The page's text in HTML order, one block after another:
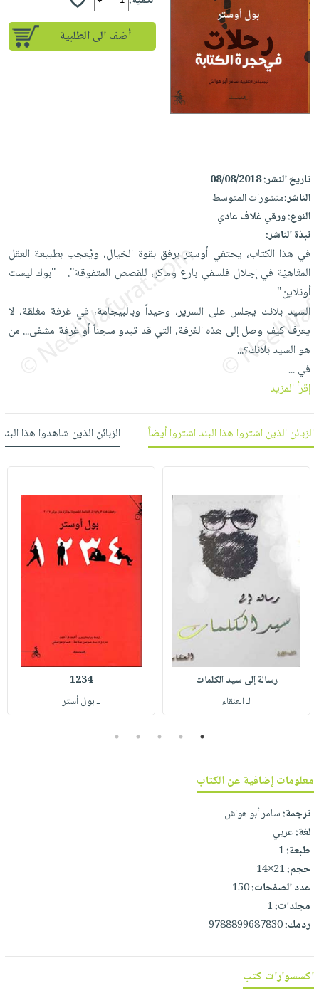
إختياراتنا
كتب
أكاديمية
صندوق
English
iKitab
حدود
أسئلة
على
Android
تحميل
iKitab
على
Apple
طرحها
تحميل
masmu3
على
على
Apple
المواضيع
الأكثر
مبيعاً
وسائل
الصحة
العناية
الشخصية
العناية
وتصفيف
الشعر
العناية
بالجسم
العناية
بالأسنان
والتغذية
والسفرة
جديد
الكل
أواني
الطهي
أدوات
الخبز
أدوات
المائدة
والتخزين
المطبخ
متجر
الهدايا
أقسام
الأكثر
مبيعاً
للمدارس
اكسسوارات
كتب
اكسسوارات
منزلية
اكسسوارات
مطرزات
حقائب
عناية
بالذات
أطفال
مناسبات
شحن
مجاني
مختارة
كل
الاشتراكات
صندوق
القراءة
iKitab
بحث
وفرات
الشركة
سياسة
الشركة
فيديوهات
أسئلة
طرحها
نيل
وفرات
انشر
كتابك
تواصل
معنا
لائحة
الأمنيات
عربة
التسوق
نشرة
أضف الى الطلبية
تاريخ النشر:08/08/2018
الناشر:منشورات المتوسط
النوع:ورقي غلاف عادي
نبذة الناشر:
في هذا الكتاب، يحتفي أوستر برفق بقوة الخيال، ويُعجب بطبيعة العقل
المتَاهيّة في إجلال فلسفي بارع وماكر، للقصص المتفوقة". - "بوك ليست
أونلاين"
السيد بلانك يجلس على السرير، وحيداً وبالبيجامة، في غرفة مغلقة، لا
يعرف كيف وصل إلى هذه الغرفة، التي قد تبدو سجناً أو غرفة مشفى... من
هو السيد بلانك؟...
في...
إقرأ المزيد
الزبائن الذين اشتروا هذا البند اشتروا أيضاً الزبائن الذين شاهدوا هذا
رسالة إلى سيد الكلمات
لـ العنقاء
1234
لـ بول أستر
1
2
3
4
5
معلومات إضافية عن الكتاب
ترجمة:سامر أبو هواش
لغة:عربي
طبعة:1
حجم:21×14
عدد الصفحات:150
مجلدات:1
ردمك:9788899687830
اكسسوارات كتب